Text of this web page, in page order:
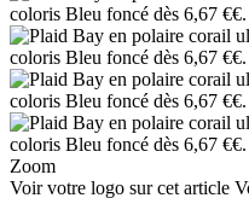
Zoom
Voir votre logo sur cet article